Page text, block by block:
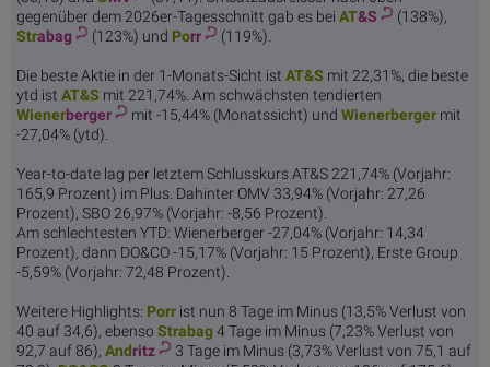
gegenüber dem 2026er-Tagesschnitt gab es bei AT&S
(138%),
Strabag (123%) und Porr (119%).
Die beste Aktie in der 1-Monats-Sicht ist AT&S mit 22,31%, die beste
ytd ist AT&S mit 221,74%. Am schwächsten tendierten
Wienerberger mit -15,44% (Monatssicht) und Wienerberger mit
-27,04% (ytd).
Year-to-date lag per letztem Schlusskurs AT&S 221,74% (Vorjahr:
165,9 Prozent) im Plus. Dahinter OMV 33,94% (Vorjahr: 27,26
Prozent), SBO 26,97% (Vorjahr: -8,56 Prozent).
Am schlechtesten YTD: Wienerberger -27,04% (Vorjahr: 14,34
Prozent), dann DO&CO -15,17% (Vorjahr: 15 Prozent), Erste Group
-5,59% (Vorjahr: 72,48 Prozent).
Weitere Highlights: Porr ist nun 8 Tage im Minus (13,5% Verlust von
40 auf 34,6), ebensoStrabag4 Tage im Minus (7,23% Verlust von
92,7 auf 86), Andritz
3 Tage im Minus (3,73% Verlust von 75,1 auf